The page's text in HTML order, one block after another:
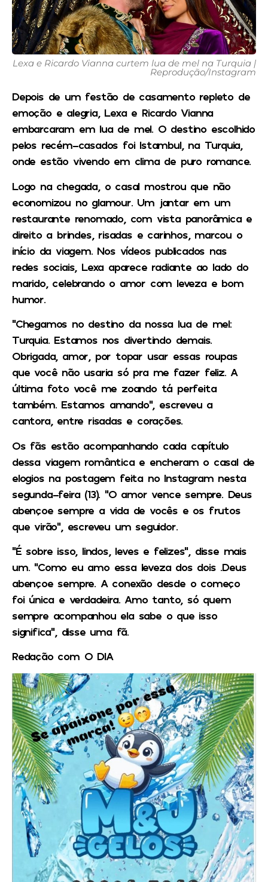
Lexa e Ricardo Vianna curtem lua de mel na Turquia |
Reprodução/Instagram
Depois de um festão de casamento repleto de
emoção e alegria, Lexa e Ricardo Vianna
embarcaram em lua de mel. O destino escolhido
pelos recém-casados foi Istambul, na Turquia,
onde estão vivendo em clima de puro romance.
Logo na chegada, o casal mostrou que não
economizou no glamour. Um jantar em um
restaurante renomado, com vista panorâmica e
direito a brindes, risadas e carinhos, marcou o
início da viagem. Nos vídeos publicados nas
redes sociais, Lexa aparece radiante ao lado do
marido, celebrando o amor com leveza e bom
humor.
“Chegamos no destino da nossa lua de mel:
Turquia. Estamos nos divertindo demais.
Obrigada, amor, por topar usar essas roupas
que você não usaria só pra me fazer feliz. A
última foto você me zoando tá perfeita
também. Estamos amando”, escreveu a
cantora, entre risadas e corações.
Os fãs estão acompanhando cada capítulo
dessa viagem romântica e encheram o casal de
elogios na postagem feita no Instagram nesta
segunda-feira (13). “O amor vence sempre. Deus
abençoe sempre a vida de vocês e os frutos
que virão”, escreveu um seguidor.
“É sobre isso, lindos, leves e felizes”, disse mais
um. “Como eu amo essa leveza dos dois .Deus
abençoe sempre. A conexão desde o começo
foi única e verdadeira. Amo tanto, só quem
sempre acompanhou ela sabe o que isso
significa”, disse uma fã.
Redação com O DIA